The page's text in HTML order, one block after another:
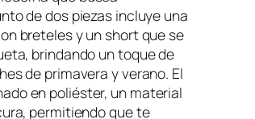
de dos piezas incluye una
breteles y un short que se
brindando un toque de
de primavera y verano. El
en poliéster, un material
permitiendo que te